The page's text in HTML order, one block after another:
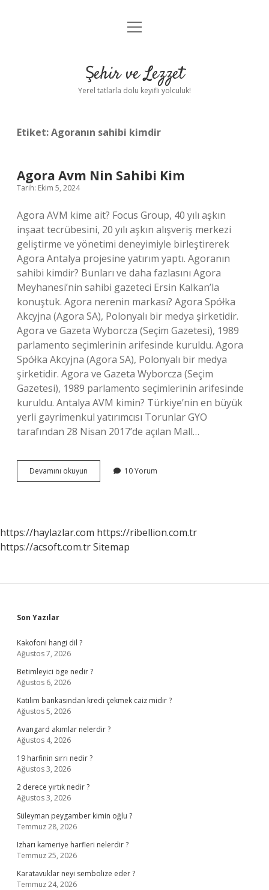
Anasayfa
Yasal Uyarı
menüyü
Şehir ve Lezzet
Yerel tatlarla dolu keyifli yolculuk!
Etiket:Agoranın sahibi kimdir
Agora Avm Nin Sahibi Kim
Tarih: Ekim 5, 2024
Agora AVM kime ait? Focus Group, 40 yılı aşkın
inşaat tecrübesini, 20 yılı aşkın alışveriş merkezi
geliştirme ve yönetimi deneyimiyle birleştirerek
Agora Antalya projesine yatırım yaptı. Agoranın
sahibi kimdir? Bunları ve daha fazlasını Agora
Meyhanesi’nin sahibi gazeteci Ersin Kalkan’la
konuştuk. Agora nerenin markası? Agora Spółka
Akcyjna (Agora SA), Polonyalı bir medya şirketidir.
Agora ve Gazeta Wyborcza (Seçim Gazetesi), 1989
parlamento seçimlerinin arifesinde kuruldu. Agora
Spółka Akcyjna (Agora SA), Polonyalı bir medya
şirketidir. Agora ve Gazeta Wyborcza (Seçim
Gazetesi), 1989 parlamento seçimlerinin arifesinde
kuruldu. Antalya AVM kimin? Türkiye’nin en büyük
yerli gayrimenkul yatırımcısı Torunlar GYO
tarafından 28 Nisan 2017’de açılan Mall…
Devamını okuyun
Avm
10 Yorum
https://haylazlar.com https://ribellion.com.tr
https://acsoft.com.trSitemap
Sidebar
Son Yazılar
Kakofoni hangi dil ?
Ağustos 7, 2026
Betimleyici öge nedir ?
Ağustos 6, 2026
Katılım bankasından kredi çekmek caiz midir ?
Ağustos 5, 2026
Avangard akımlar nelerdir ?
Ağustos 4, 2026
19 harfinin sırrı nedir ?
Ağustos 3, 2026
2 derece yırtık nedir ?
Ağustos 3, 2026
Süleyman peygamber kimin oğlu ?
Temmuz 28, 2026
Izharı kameriye harfleri nelerdir ?
Temmuz 25, 2026
Karatavuklar neyi sembolize eder ?
Temmuz 24, 2026